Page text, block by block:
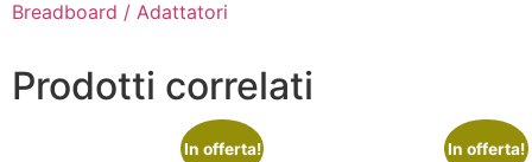
Breadboard / Adattatori
Prodotti correlati
In offerta! In offerta!